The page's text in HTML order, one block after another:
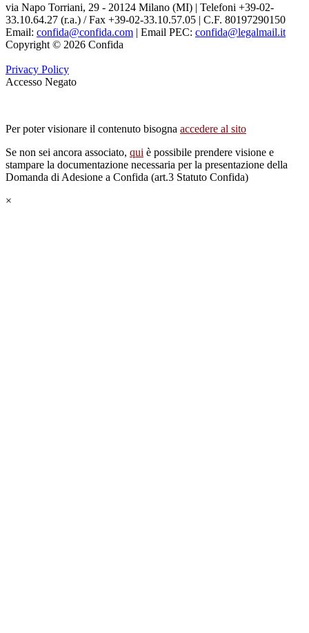
via Napo Torriani, 29 - 20124 Milano (MI) | Telefoni +39-02-
33.10.64.27 (r.a.) / Fax +39-02-33.10.57.05 | C.F. 80197290150
Email: confida@confida.com | Email PEC: confida@legalmail.it
Copyright © 2026 Confida
Privacy Policy
Accesso Negato
Per poter visionare il contenuto bisogna accedere al sito
Se non sei ancora associato, qui è possibile prendere visione e
stampare la documentazione necessaria per la presentazione della
Domanda di Adesione a Confida (art.3 Statuto Confida)
×